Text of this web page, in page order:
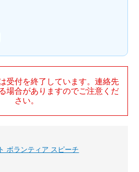
受付を終了しています。連絡先
場合がありますのでご注意くだ
さい。
ボランティア スピーチ